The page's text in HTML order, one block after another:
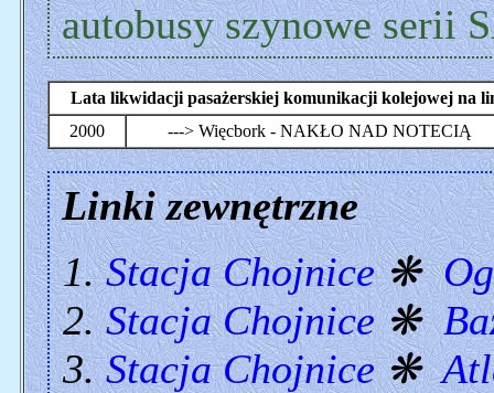
autobusy szynowe serii
Lata likwidacji pasażerskiej komunikacji kolejowej na
2000
---> Więcbork - NAKŁO NAD NOTECIĄ
Linki zewnętrzne
Stacja Chojnice❋
Stacja Chojnice❋
Stacja Chojnice❋